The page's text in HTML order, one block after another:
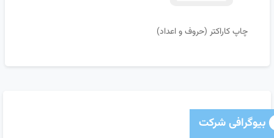
چاپ کاراکتر (حروف و اعداد)
بیوگرافی شرکت